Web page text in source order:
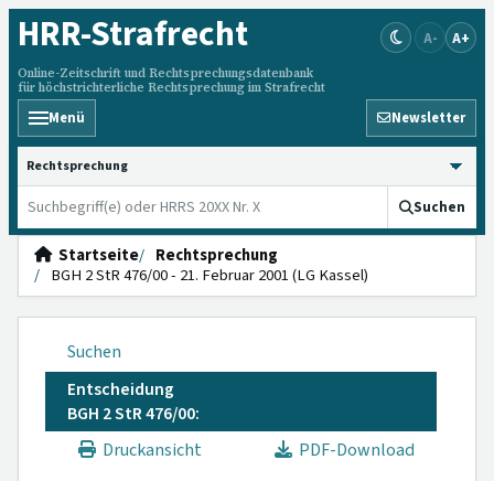
HRR-Strafrecht
Online-Zeitschrift und Rechtsprechungsdatenbank
für höchstrichterliche Rechtsprechung im Strafrecht
A- A+
Menü Newsletter
HRRS durchsuchen
Suchen
Startseite
Rechtsprechung
BGH 2 StR 476/00 - 21. Februar 2001 (LG Kassel)
Suchen
Entscheidung
BGH 2 StR 476/00:
Druckansicht
PDF-Download